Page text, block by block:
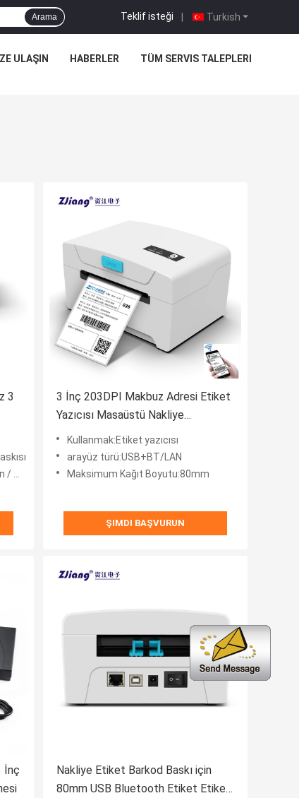
Turkish
Teklif isteği |
Arama
ULAŞIN HABERLER TÜM SERVIS TALEPLERI
3
3 İnç 203DPI Makbuz Adresi Etiket
Yazıcısı Masaüstü Nakliye
Etiketleme Makinesi
Kullanmak:Etiket yazıcısı
arayüz türü:USB+BT/LAN
Maksimum Kağıt Boyutu:80mm
ŞIMDI BAŞVURUN
İnç
Nakliye Etiket Barkod Baskı için
80mm USB Bluetooth Etiket Etiket